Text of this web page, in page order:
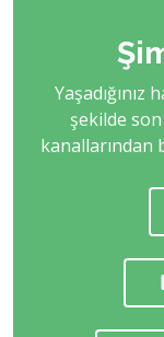
Yaşadığınız
şekilde
kanallarından